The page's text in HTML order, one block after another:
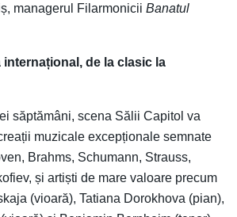
managerul Filarmonicii Banatul
internațional, de la clasic la
săptămâni, scena Sălii Capitol va
muzicale excepționale semnate
Brahms, Schumann, Strauss,
și artiști de mare valoare precum
(vioară), Tatiana Dorokhova (pian),